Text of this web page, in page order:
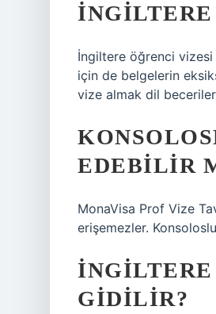
İngiltere öğrenci
için de belgelerin
vize almak dil
EDEBILIR
MonaVisa Prof Vize
erişemezler.
GIDILIR?